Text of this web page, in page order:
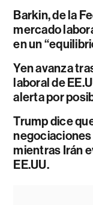
Barkin, de la
mercado
en un
Yen avanza
laboral de
alerta por
Trump dice
mientras Irán
EE.UU.